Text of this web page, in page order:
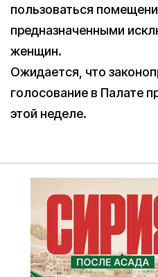
пользоваться
предназначенными
женщин.
Ожидается, что
голосование в Палате
этой неделе.